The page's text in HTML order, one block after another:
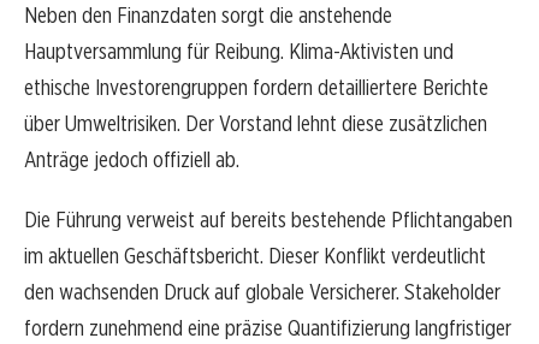
Neben den Finanzdaten sorgt die anstehende
Hauptversammlung für Reibung. Klima-Aktivisten und
ethische Investorengruppen fordern detailliertere Berichte
über Umweltrisiken. Der Vorstand lehnt diese zusätzlichen
Anträge jedoch offiziell ab.
Die Führung verweist auf bereits bestehende Pflichtangaben
im aktuellen Geschäftsbericht. Dieser Konflikt verdeutlicht
den wachsenden Druck auf globale Versicherer. Stakeholder
fordern zunehmend eine präzise Quantifizierung langfristiger